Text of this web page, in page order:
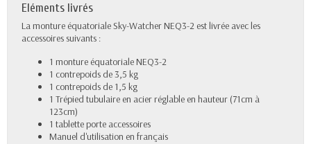
Eléments livrés
La monture équatoriale Sky-Watcher NEQ3-2 est livrée avec les
accessoires suivants :
1 monture équatoriale NEQ3-2
1 contrepoids de 3,5 kg
1 contrepoids de 1,5 kg
1 Trépied tubulaire en acier réglable en hauteur (71cm à
123cm)
1 tablette porte accessoires
Manuel d'utilisation en français